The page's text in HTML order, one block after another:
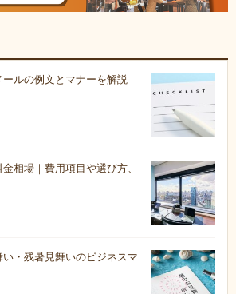
ルの例文とマナーを解説
相場｜費用項目や選び方、
い・残暑見舞いのビジネスマ